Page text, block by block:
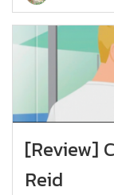
[Review]
Reid